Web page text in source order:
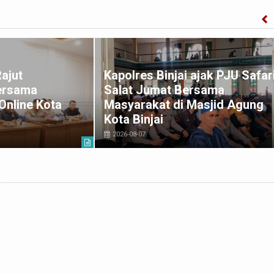
Kota
Kapolres Binjai ajak PJU
Salat Jumat Bersama
Masyarakat di Masjid Agung
Kota Binjai
2026-08-07